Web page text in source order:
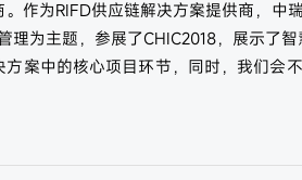
作为RIFD供应链解决方案提供商，中
理为主题，参展了CHIC2018，展示了
案中的核心项目环节，同时，我们会